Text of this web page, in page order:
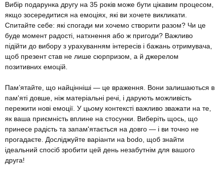
Вибір подарунка другу на 35 років може бути цікавим процесом,
якщо зосередитися на емоціях, які ви хочете викликати.
Спитайте себе: які спогади ми хочемо створити разом? Чи це
буде момент радості, натхнення або ж пригоди? Важливо
підійти до вибору з урахуванням інтересів і бажань отримувача,
щоб презент став не лише сюрпризом, а й джерелом
позитивних емоцій.
Пам’ятайте, що найцінніші — це враження. Вони залишаються в
пам'яті довше, ніж матеріальні речі, і дарують можливість
пережити нові емоції. У цьому контексті важливо зважати на те,
як ваша приємність вплине на стосунки. Виберіть щось, що
принесе радість та запам'ятається на довго — і ви точно не
прогадаєте. Досліджуйте варіанти на bodo, щоб знайти
ідеальний спосіб зробити цей день незабутнім для вашого
друга!